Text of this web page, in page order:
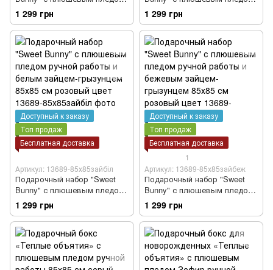
ручной работы и белым
зайцем-грызунцем голубым
85х85 см светло-голубой
цвет
1 299 грн
ручной работы и зайцем-
грызунцем 85х85 см розовый
цвет
1 299 грн
Доступный к заказу
Топ продаж
Бесплатная доставка
Артикул: 13689-85х85зайбіл
Подарочный набор "Sweet
Bunny" с плюшевым пледом
ручной работы и белым
зайцем-грызунцем 85х85 см
розовый цвет
1 299 грн
Доступный к заказу
Топ продаж
Бесплатная доставка
1
Артикул: 13689-85х85зайбеж
Подарочный набор "Sweet
Bunny" с плюшевым пледом
ручной работы и бежевым
зайцем-грызунцем 85х85 см
розовый цвет
1 299 грн